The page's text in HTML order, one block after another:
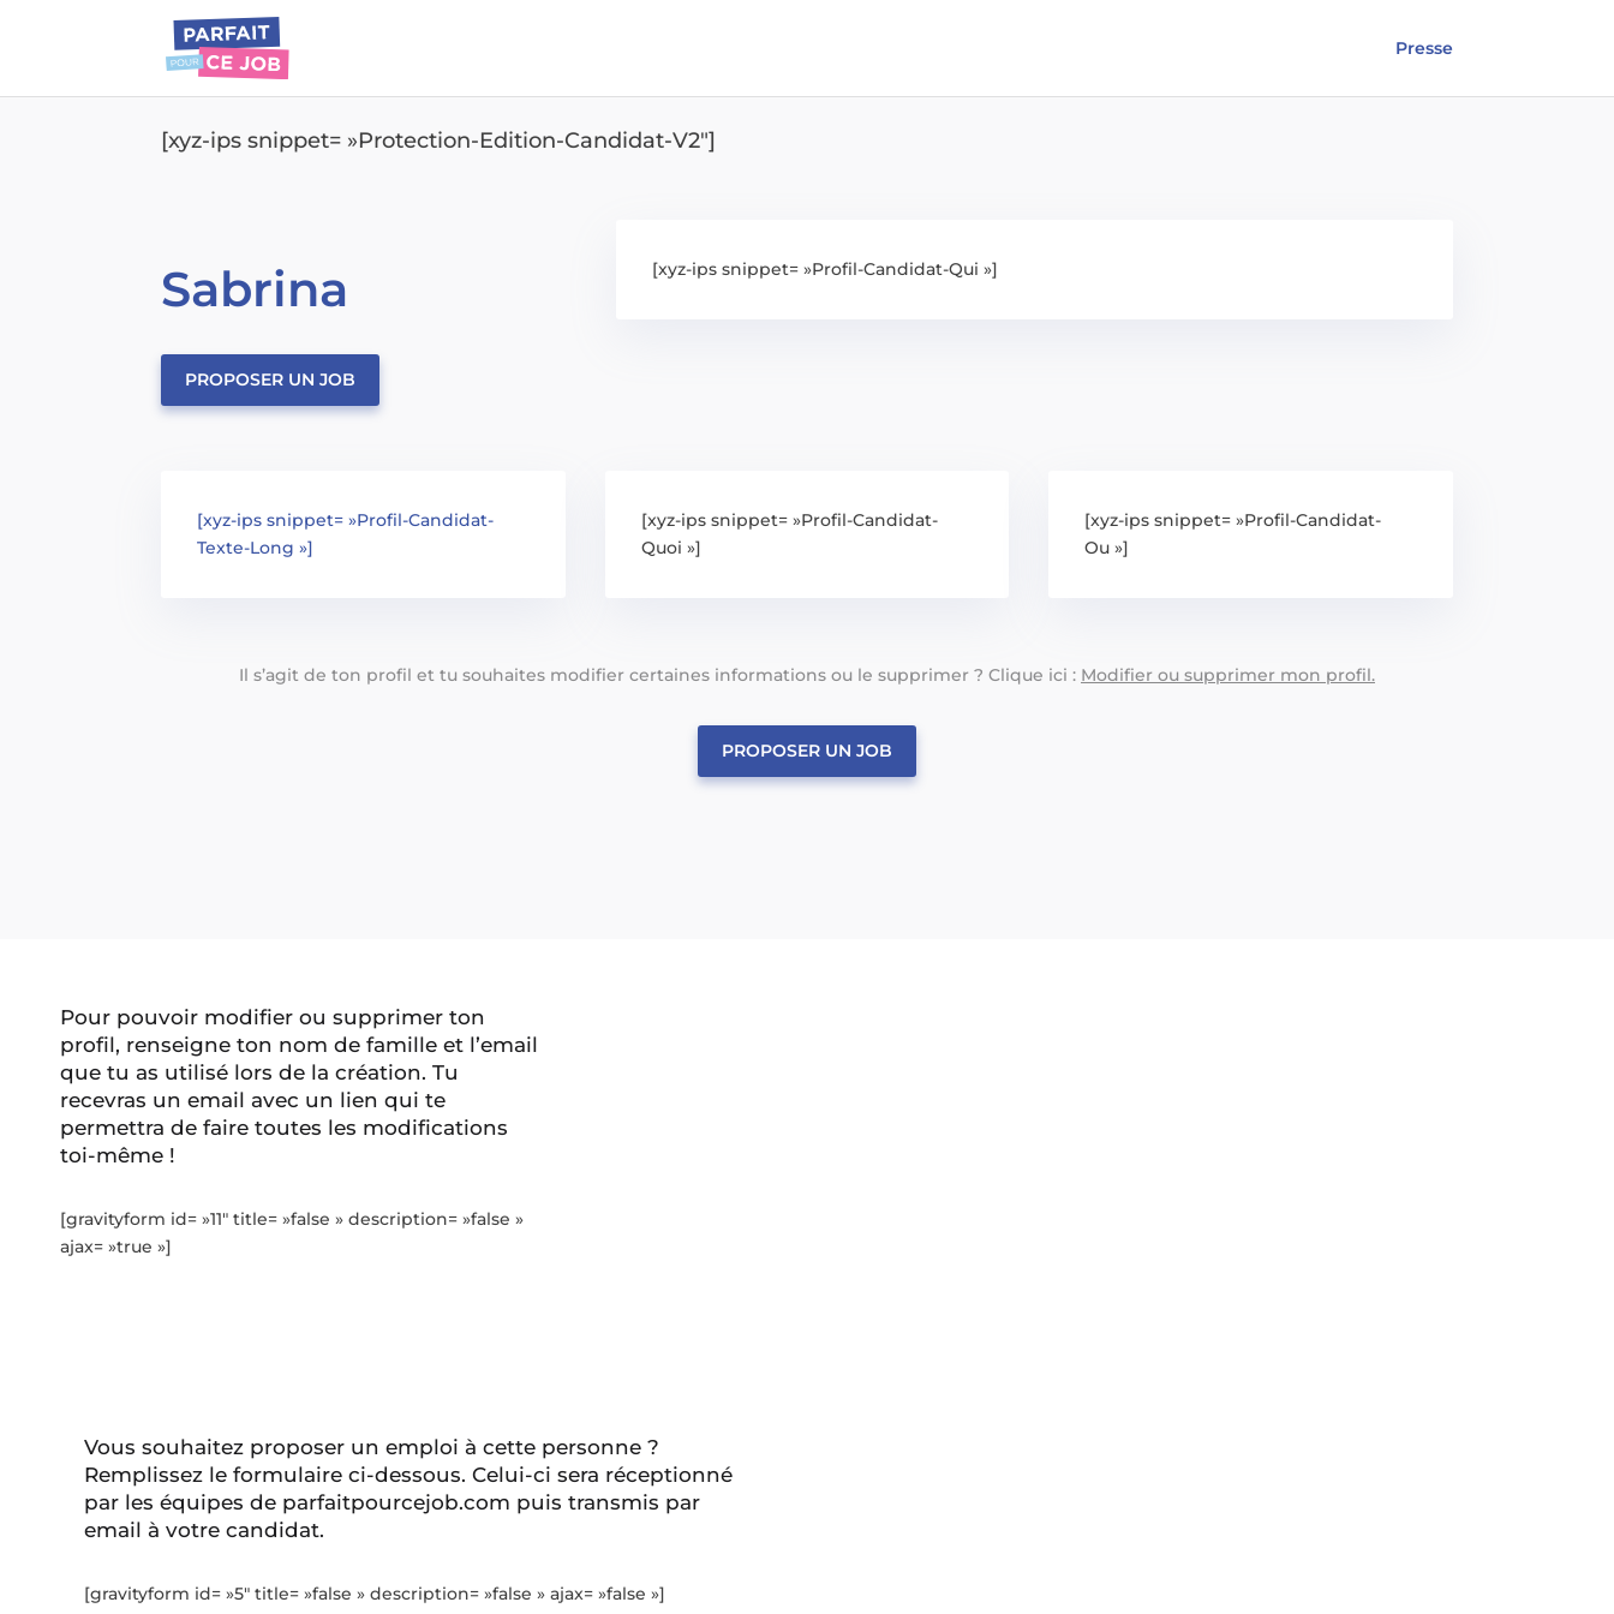
Presse
[xyz-ips snippet= »Protection-Edition-Candidat-V2″]
Sabrina
PROPOSER UN JOB
[xyz-ips snippet= »Profil-Candidat-Qui »]
[xyz-ips snippet= »Profil-Candidat-
Texte-Long »]
[xyz-ips snippet= »Profil-Candidat-
Quoi »]
[xyz-ips snippet= »Profil-Candidat-
Ou »]
Il s’agit de ton profil et tu souhaites modifier certaines informations ou le supprimer ? Clique ici : Modifier ou supprimer mon profil.
PROPOSER UN JOB
Pour pouvoir modifier ou supprimer ton
profil, renseigne ton nom de famille et l’email
que tu as utilisé lors de la création. Tu
recevras un email avec un lien qui te
permettra de faire toutes les modifications
toi-même !
[gravityform id= »11″ title= »false » description= »false »
ajax= »true »]
Vous souhaitez proposer un emploi à cette personne ?
Remplissez le formulaire ci-dessous. Celui-ci sera réceptionné
par les équipes de parfaitpourcejob.com puis transmis par
email à votre candidat.
[gravityform id= »5″ title= »false » description= »false » ajax= »false »]